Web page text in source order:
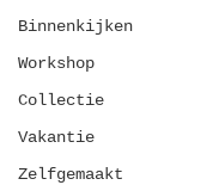
Binnenkijken
Workshop
Collectie
Vakantie
Zelfgemaakt